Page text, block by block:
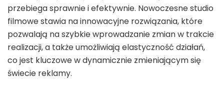
przebiega sprawnie i efektywnie. Nowoczesne studio
filmowe stawia na innowacyjne rozwiązania, które
pozwalają na szybkie wprowadzanie zmian w trakcie
realizacji, a także umożliwiają elastyczność działań,
co jest kluczowe w dynamicznie zmieniającym się
świecie reklamy.